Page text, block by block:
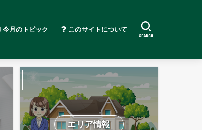
今月のトピック このサイトについて
SEARCH
エリア情報